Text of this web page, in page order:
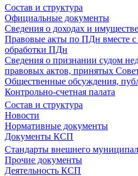
Состав и структура
Официальные документы
Сведения о доходах и имуществе
Правовые акты по ПДн вместе
обработки ПДн
Сведения о признании судом
правовых актов, принятых
Общественные обсуждения,
Контрольно-счетная палата
Состав и структура
Новости
Нормативные документы
Документы КСП
Стандарты внешнего
Прочие документы
Деятельность КСП